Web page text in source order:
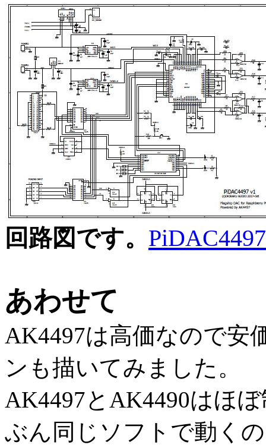
回路図です。
あわせて
AK4497は高価なので安
ンも描いてみました。
AK4497とAK4490はほ
ぶん同じソフトで動く